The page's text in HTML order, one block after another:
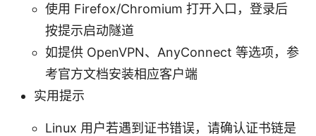
使用 Firefox/Chromium 打开入口，登录后
按提示启动隧道
如提供 OpenVPN、AnyConnect 等选项，参
考官方文档安装相应客户端
实用提示
Linux 用户若遇到证书错误，请确认证书链是